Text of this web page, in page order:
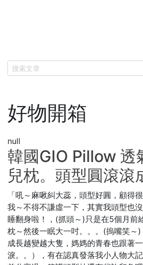
好物開箱
null
韓國GIO Pillow 透
兒枕。頭型圓滾滾
「吼～麻啾糾大蕊，頭型好圓，顧得
我～不得不謙虛一下，其實我頭型也
睡翻身啦！，(抓頭～)只是在5個月前
枕～然後一眠大一吋。。。(摀嘴笑～
成長越變越大隻，媽媽的青春也跟著
淚。。），有在認真發落我小人物大